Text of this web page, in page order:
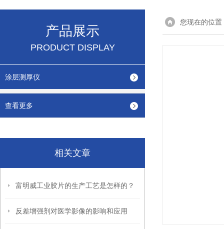
产品展示
PRODUCT DISPLAY
涂层测厚仪
查看更多
相关文章
富明威工业胶片的生产工艺是怎样的？
反差增强剂对医学影像的影响和应用
您现在的位置